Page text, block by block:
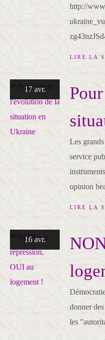
http://
LIRE LA
17 avr.
Les
service
opinion
LIRE LA
16 avr.
donner
les